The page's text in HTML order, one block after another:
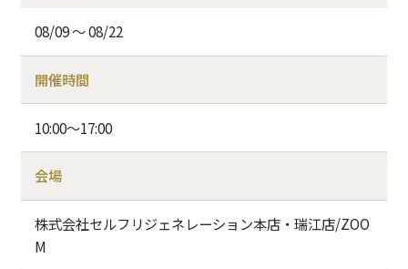
08/09 〜 08/22
開催時間
10:00～17:00
会場
株式会社セルフリジェネレーション本店・瑞江店/ZOO
M